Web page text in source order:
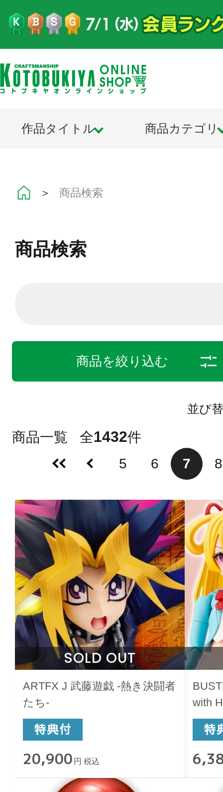
作品タイトル 商品カテゴリ
＞ 商品検索
商品検索
商品を絞り込む
並び
商品一覧 全1432件
5
6 7 8
SOLD OUT
ARTFX J 武藤遊戯 -熱き決闘者
たち-
20,900 円 税込
with